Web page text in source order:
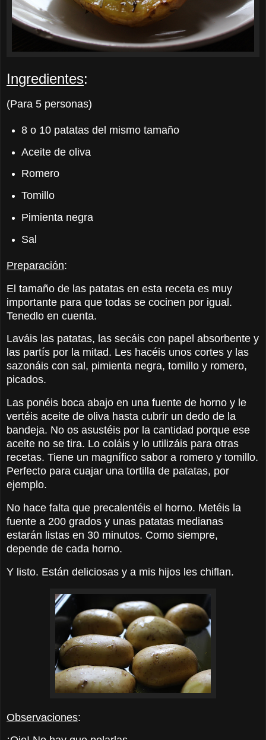
Ingredientes:
(Para 5 personas)
8 o 10 patatas del mismo tamaño
Aceite de oliva
Romero
Tomillo
Pimienta negra
Sal
Preparación:
El tamaño de las patatas en esta receta es muy
importante para que todas se cocinen por igual.
Tenedlo en cuenta.
Laváis las patatas, las secáis con papel absorbente y
las partís por la mitad. Les hacéis unos cortes y las
sazonáis con sal, pimienta negra, tomillo y romero,
picados.
Las ponéis boca abajo en una fuente de horno y le
vertéis aceite de oliva hasta cubrir un dedo de la
bandeja. No os asustéis por la cantidad porque ese
aceite no se tira. Lo coláis y lo utilizáis para otras
recetas. Tiene un magnífico sabor a romero y tomillo.
Perfecto para cuajar una tortilla de patatas, por
ejemplo.
No hace falta que precalentéis el horno. Metéis la
fuente a 200 grados y unas patatas medianas
estarán listas en 30 minutos. Como siempre,
depende de cada horno.
Y listo. Están deliciosas y a mis hijos les chiflan.
Observaciones: